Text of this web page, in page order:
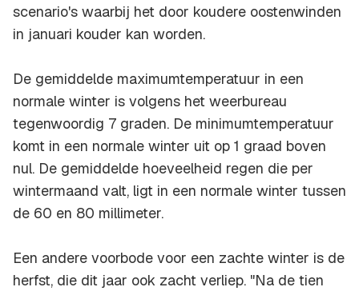
scenario's waarbij het door koudere oostenwinden
in januari kouder kan worden.
De gemiddelde maximumtemperatuur in een
normale winter is volgens het weerbureau
tegenwoordig 7 graden. De minimumtemperatuur
komt in een normale winter uit op 1 graad boven
nul. De gemiddelde hoeveelheid regen die per
wintermaand valt, ligt in een normale winter tussen
de 60 en 80 millimeter.
Een andere voorbode voor een zachte winter is de
herfst, die dit jaar ook zacht verliep. "Na de tien